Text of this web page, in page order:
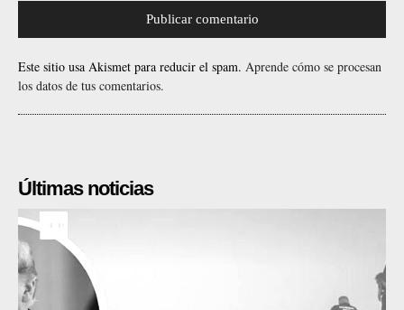
Este sitio usa Akismet para reducir el spam. Aprende cómo se procesan
los datos de tus comentarios.
Últimas noticias